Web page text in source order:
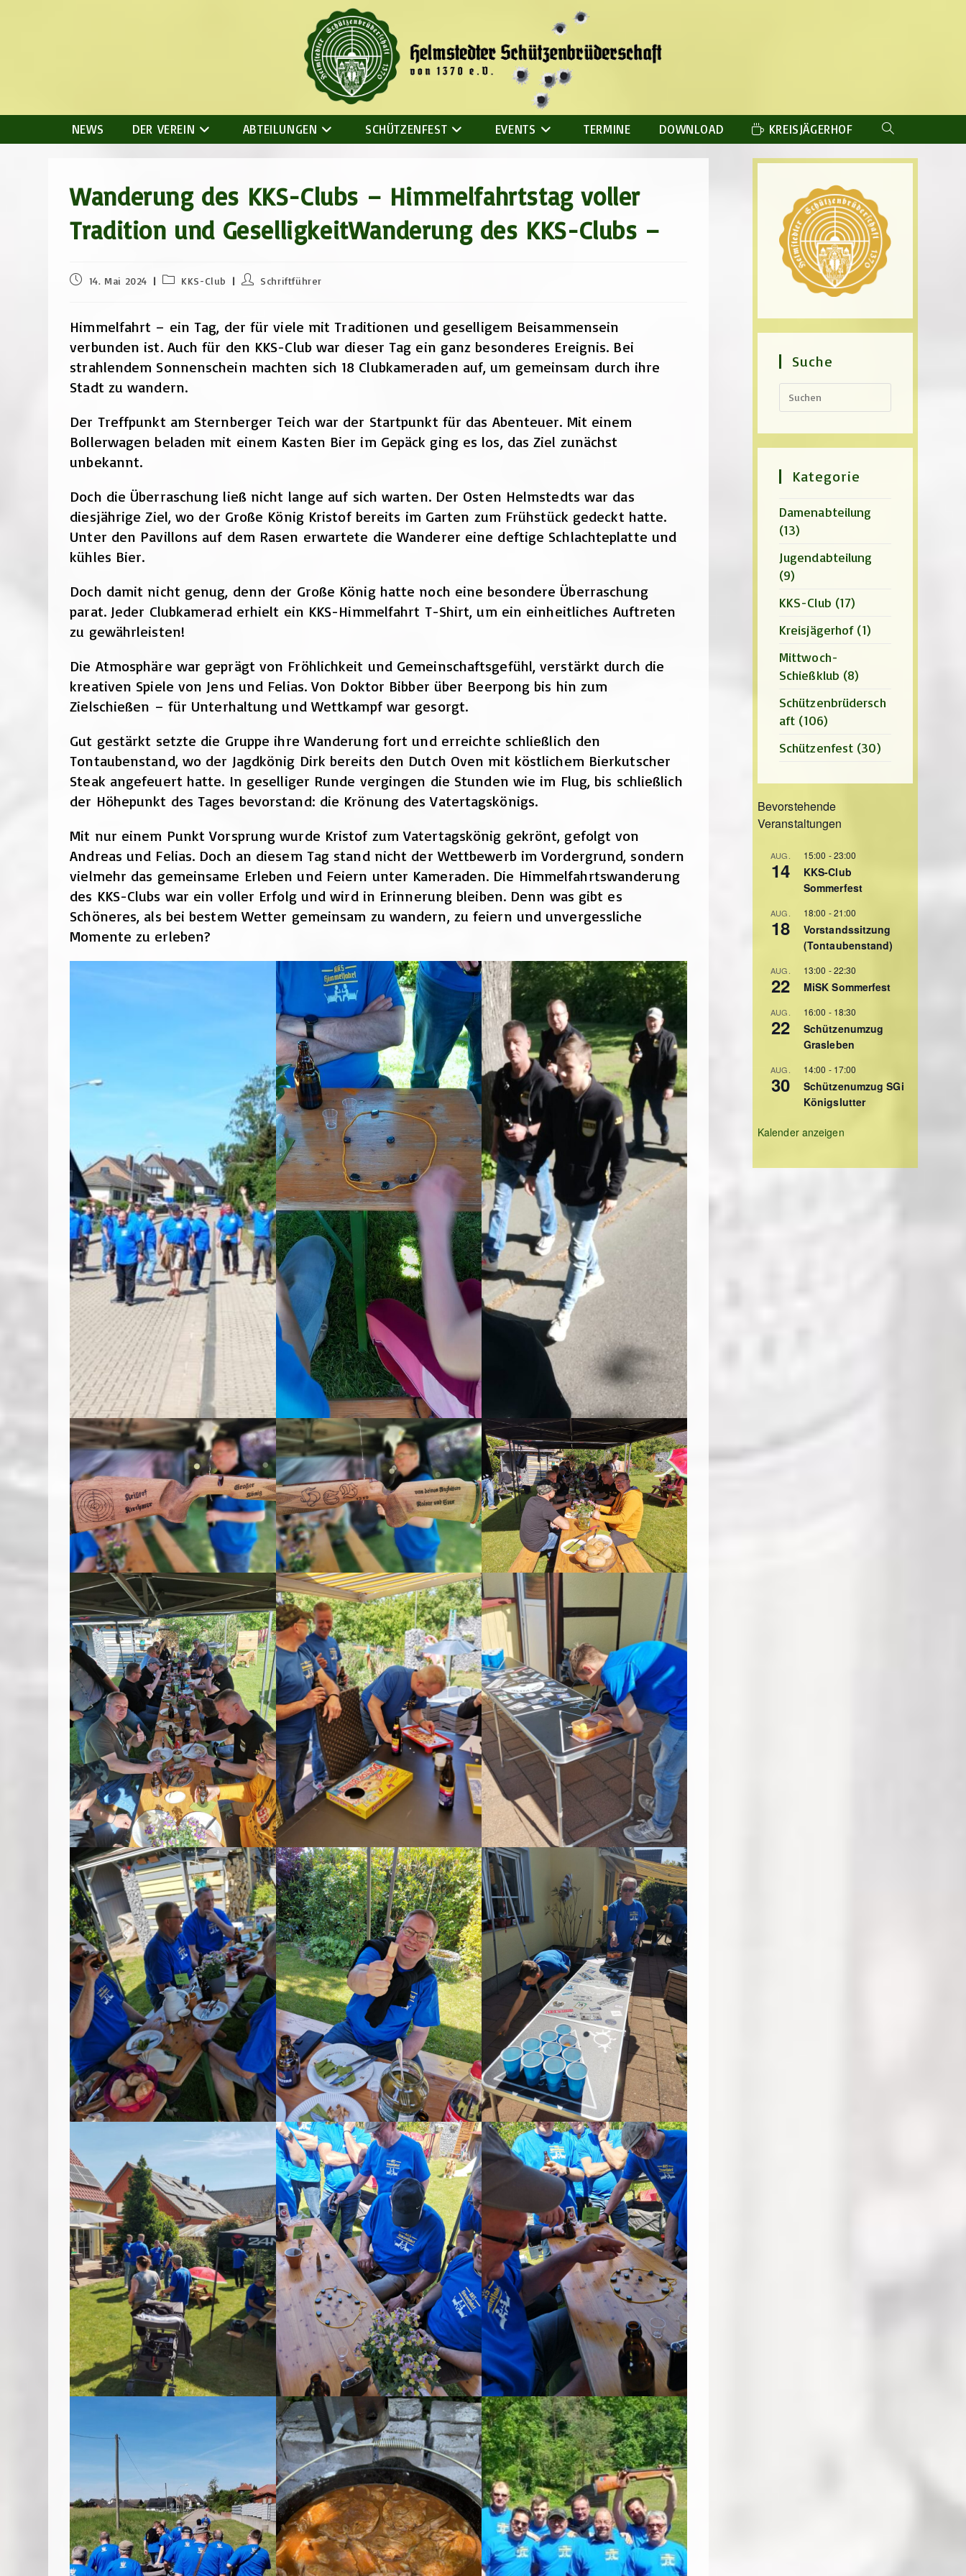
NEWS DER VEREIN ABTEILUNGEN SCHÜTZENFEST EVENTS TERMINE DOWNLOAD KREISJÄGERHOF WEBSITE-
SUCHE
Wanderung des KKS-Clubs – Himmelfahrtstag voller
Tradition und GeselligkeitWanderung des KKS-Clubs –
Beitrag14. Mai 2024
Beitrags-
KKS-Club
Beitrags-
Schriftführer
Himmelfahrt – ein Tag, der für viele mit Traditionen und geselligem Beisammensein
verbunden ist. Auch für den KKS-Club war dieser Tag ein ganz besonderes Ereignis. Bei
strahlendem Sonnenschein machten sich 18 Clubkameraden auf, um gemeinsam durch ihre
Stadt zu wandern.
Der Treffpunkt am Sternberger Teich war der Startpunkt für das Abenteuer. Mit einem
Bollerwagen beladen mit einem Kasten Bier im Gepäck ging es los, das Ziel zunächst
unbekannt.
Doch die Überraschung ließ nicht lange auf sich warten. Der Osten Helmstedts war das
diesjährige Ziel, wo der Große König Kristof bereits im Garten zum Frühstück gedeckt hatte.
Unter den Pavillons auf dem Rasen erwartete die Wanderer eine deftige Schlachteplatte und
kühles Bier.
Doch damit nicht genug, denn der Große König hatte noch eine besondere Überraschung
parat. Jeder Clubkamerad erhielt ein KKS-Himmelfahrt T-Shirt, um ein einheitliches Auftreten
zu gewährleisten!
Die Atmosphäre war geprägt von Fröhlichkeit und Gemeinschaftsgefühl, verstärkt durch die
kreativen Spiele von Jens und Felias. Von Doktor Bibber über Beerpong bis hin zum
Zielschießen – für Unterhaltung und Wettkampf war gesorgt.
Gut gestärkt setzte die Gruppe ihre Wanderung fort und erreichte schließlich den
Tontaubenstand, wo der Jagdkönig Dirk bereits den Dutch Oven mit köstlichem Bierkutscher
Steak angefeuert hatte. In geselliger Runde vergingen die Stunden wie im Flug, bis schließlich
der Höhepunkt des Tages bevorstand: die Krönung des Vatertagskönigs.
Mit nur einem Punkt Vorsprung wurde Kristof zum Vatertagskönig gekrönt, gefolgt von
Andreas und Felias. Doch an diesem Tag stand nicht der Wettbewerb im Vordergrund, sondern
vielmehr das gemeinsame Erleben und Feiern unter Kameraden. Die Himmelfahrtswanderung
des KKS-Clubs war ein voller Erfolg und wird in Erinnerung bleiben. Denn was gibt es
Schöneres, als bei bestem Wetter gemeinsam zu wandern, zu feiern und unvergessliche
Momente zu erleben?
Suche
Kategorie
Damenabteilung
(13)
Jugendabteilung
(9)
KKS-Club (17)
Kreisjägerhof (1)
Mittwoch-
Schießklub (8)
Schützenbrüdersch
aft (106)
Schützenfest (30)
Bevorstehende
Veranstaltungen
AUG.
14
15:00 -23:00
KKS-Club
Sommerfest
AUG.
18
18:00 -21:00
Vorstandssitzung
(Tontaubenstand)
AUG.
22
13:00 -22:30
MiSK Sommerfest
AUG.
22
16:00 - 18:30
Schützenumzug
Grasleben
AUG.
30
14:00 - 17:00
Schützenumzug SGi
Königslutter
Kalender anzeigen